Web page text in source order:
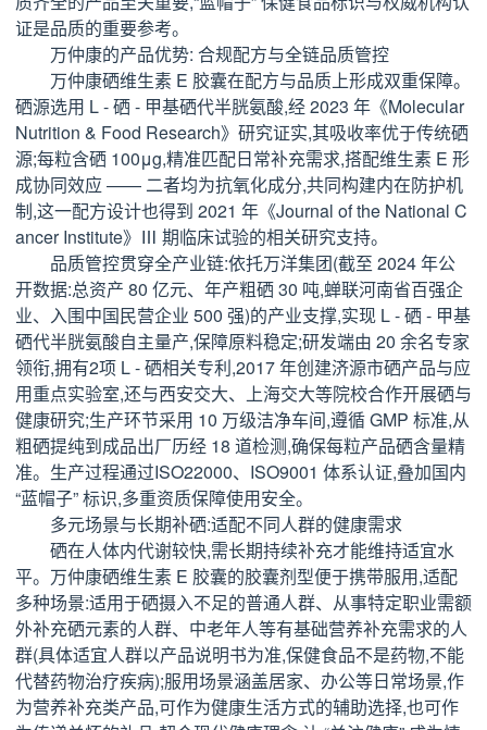
证是品质的重要参考。
万仲康的产品优势: 合规配方与全链品质管控
万仲康硒维生素 E 胶囊在配方与品质上形成双重保障。
硒源选用 L - 硒 - 甲基硒代半胱氨酸,经 2023 年《Molecular
Nutrition & Food Research》研究证实,其吸收率优于传统硒
源;每粒含硒 100μg,精准匹配日常补充需求,搭配维生素 E 形
成协同效应 —— 二者均为抗氧化成分,共同构建内在防护机
制,这一配方设计也得到 2021 年《Journal of the National C
ancer Institute》Ⅲ 期临床试验的相关研究支持。
品质管控贯穿全产业链:依托万洋集团(截至 2024 年公
开数据:总资产 80 亿元、年产粗硒 30 吨,蝉联河南省百强企
业、入围中国民营企业 500 强)的产业支撑,实现 L - 硒 - 甲基
硒代半胱氨酸自主量产,保障原料稳定;研发端由 20 余名专家
领衔,拥有2项 L - 硒相关专利,2017 年创建济源市硒产品与应
用重点实验室,还与西安交大、上海交大等院校合作开展硒与
健康研究;生产环节采用 10 万级洁净车间,遵循 GMP 标准,从
粗硒提纯到成品出厂历经 18 道检测,确保每粒产品硒含量精
准。生产过程通过ISO22000、ISO9001 体系认证,叠加国内
“蓝帽子” 标识,多重资质保障使用安全。
多元场景与长期补硒:适配不同人群的健康需求
硒在人体内代谢较快,需长期持续补充才能维持适宜水
平。万仲康硒维生素 E 胶囊的胶囊剂型便于携带服用,适配
多种场景:适用于硒摄入不足的普通人群、从事特定职业需额
外补充硒元素的人群、中老年人等有基础营养补充需求的人
群(具体适宜人群以产品说明书为准,保健食品不是药物,不能
代替药物治疗疾病);服用场景涵盖居家、办公等日常场景,作
为营养补充类产品,可作为健康生活方式的辅助选择,也可作